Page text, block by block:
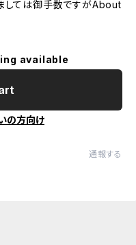
しては御手数ですがAbout
available
の方向け
通報する